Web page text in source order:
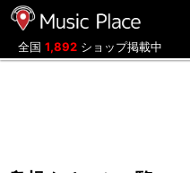
全国 1,892 ショップ掲載中